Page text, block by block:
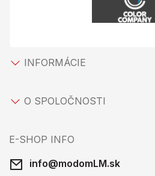
INFORMÁCIE
O SPOLOČNOSTI
E-SHOP INFO
info@modomLM.sk